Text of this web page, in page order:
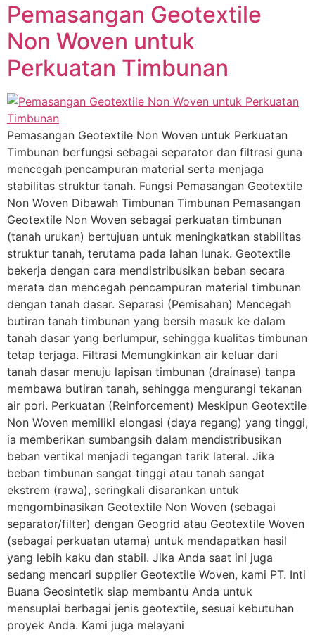
Pemasangan Geotextile
Non Woven untuk
Perkuatan Timbunan
Pemasangan Geotextile Non Woven untuk Perkuatan
Timbunan berfungsi sebagai separator dan filtrasi guna
mencegah pencampuran material serta menjaga
stabilitas struktur tanah. Fungsi Pemasangan Geotextile
Non Woven Dibawah Timbunan Timbunan Pemasangan
Geotextile Non Woven sebagai perkuatan timbunan
(tanah urukan) bertujuan untuk meningkatkan stabilitas
struktur tanah, terutama pada lahan lunak. Geotextile
bekerja dengan cara mendistribusikan beban secara
merata dan mencegah pencampuran material timbunan
dengan tanah dasar. Separasi (Pemisahan) Mencegah
butiran tanah timbunan yang bersih masuk ke dalam
tanah dasar yang berlumpur, sehingga kualitas timbunan
tetap terjaga. Filtrasi Memungkinkan air keluar dari
tanah dasar menuju lapisan timbunan (drainase) tanpa
membawa butiran tanah, sehingga mengurangi tekanan
air pori. Perkuatan (Reinforcement) Meskipun Geotextile
Non Woven memiliki elongasi (daya regang) yang tinggi,
ia memberikan sumbangsih dalam mendistribusikan
beban vertikal menjadi tegangan tarik lateral. Jika
beban timbunan sangat tinggi atau tanah sangat
ekstrem (rawa), seringkali disarankan untuk
mengombinasikan Geotextile Non Woven (sebagai
separator/filter) dengan Geogrid atau Geotextile Woven
(sebagai perkuatan utama) untuk mendapatkan hasil
yang lebih kaku dan stabil. Jika Anda saat ini juga
sedang mencari supplier Geotextile Woven, kami PT. Inti
Buana Geosintetik siap membantu Anda untuk
mensuplai berbagai jenis geotextile, sesuai kebutuhan
proyek Anda. Kami juga melayani